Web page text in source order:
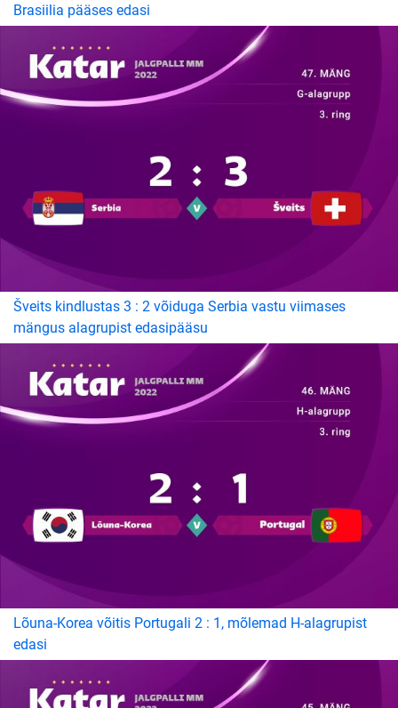
Brasiilia pääses edasi
Šveits kindlustas 3 : 2 võiduga Serbia vastu viimases
mängus alagrupist edasipääsu
Lõuna-Korea võitis Portugali 2 : 1, mõlemad H-alagrupist
edasi